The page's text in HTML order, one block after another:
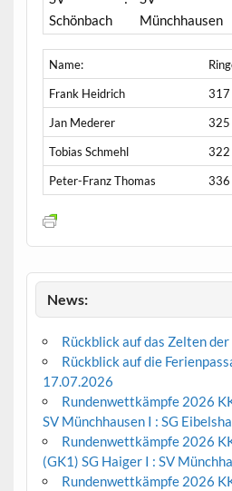
Schönbach
Münchhausen
Name:
Frank Heidrich
317
Jan Mederer
325
Tobias Schmehl
322
Peter-Franz Thomas
336
News:
Rückblick auf das Zelten
Rückblick auf die
17.07.2026
Rundenwettkämpfe 2026
SV Münchhausen I : SG
Rundenwettkämpfe 2026
(GK1) SG Haiger I : SV
Rundenwettkämpfe 2026